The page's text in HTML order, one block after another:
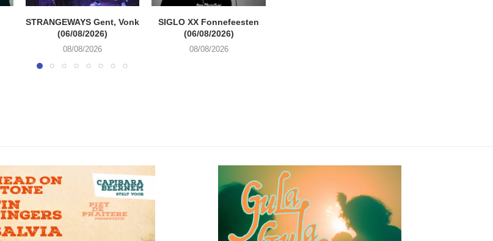
STRANGEWAYS Gent, Vonk
(06/08/2026)
08/08/2026
SIGLO XX Fonnefeesten
(06/08/2026)
08/08/2026